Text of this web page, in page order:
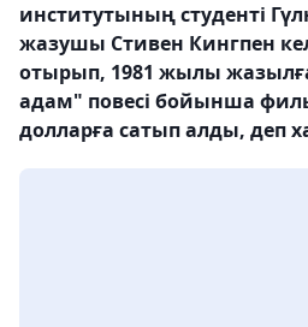
институтының студенті
жазушы Стивен Кингпен
отырып, 1981 жылы
адам" повесі бойынша
долларға сатып алды, деп